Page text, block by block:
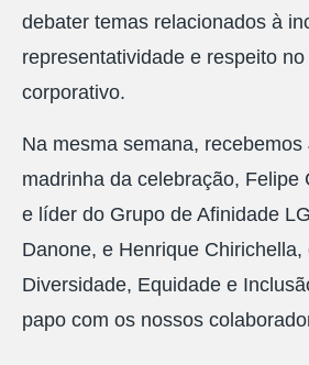
debater temas relacionados à
representatividade e respeito
corporativo.
Na mesma semana, recebemos
madrinha da celebração, Felipe
e líder do Grupo de Afinidade
Danone, e Henrique Chirichella,
Diversidade, Equidade e
papo com os nossos